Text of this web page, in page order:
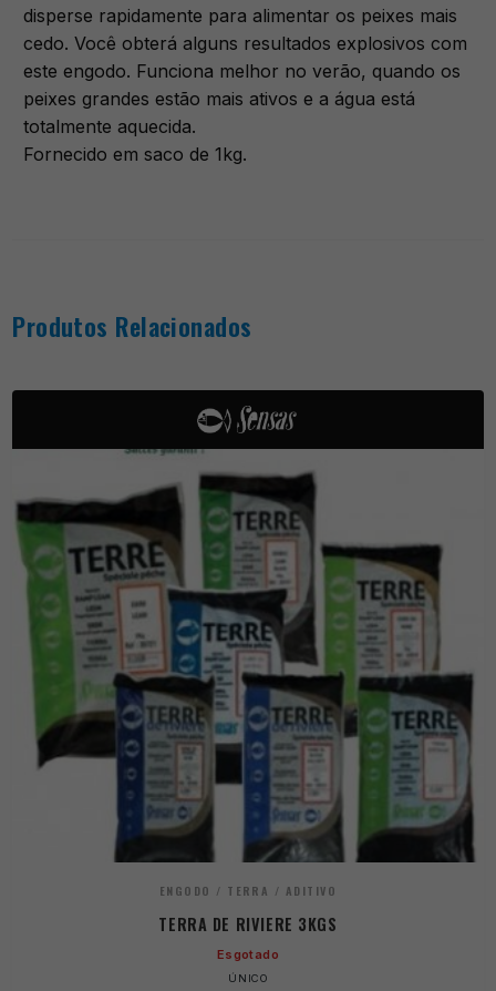
disperse rapidamente para alimentar os peixes mais
cedo. Você obterá alguns resultados explosivos com
este engodo. Funciona melhor no verão, quando os
peixes grandes estão mais ativos e a água está
totalmente aquecida.
Fornecido em saco de 1kg.
Produtos Relacionados
ENGODO / TERRA / ADITIVO
TERRA DE RIVIERE 3KGS
Esgotado
ÚNICO